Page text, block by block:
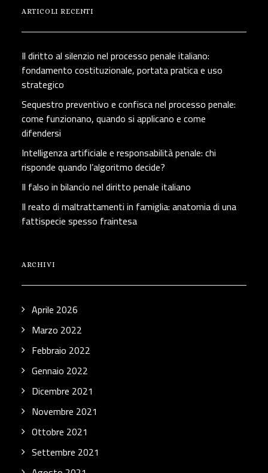
ARTICOLI RECENTI
Il diritto al silenzio nel processo penale italiano:
fondamento costituzionale, portata pratica e uso
strategico
Sequestro preventivo e confisca nel processo penale:
come funzionano, quando si applicano e come
difendersi
Intelligenza artificiale e responsabilità penale: chi
risponde quando l’algoritmo decide?
Il falso in bilancio nel diritto penale italiano
Il reato di maltrattamenti in famiglia: anatomia di una
fattispecie spesso fraintesa
ARCHIVI
Aprile 2026
Marzo 2022
Febbraio 2022
Gennaio 2022
Dicembre 2021
Novembre 2021
Ottobre 2021
Settembre 2021